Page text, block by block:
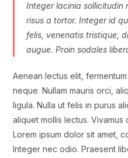
Integer lacinia sollicitudin
risus a tortor. Integer id
felis, venenatis tristique,
augue. Proin sodales
Aenean lectus elit,
neque. Nullam mauris orci,
ligula. Nulla ut felis in purus
aliquet mollis lectus.
Lorem ipsum dolor sit amet,
Integer nec odio. Praesent